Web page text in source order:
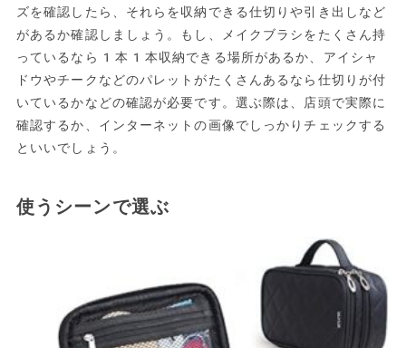
ズを確認したら、それらを収納できる仕切りや引き出しなど
があるか確認しましょう。もし、メイクブラシをたくさん持
っているなら1本1本収納できる場所があるか、アイシャ
ドウやチークなどのパレットがたくさんあるなら仕切りが付
いているかなどの確認が必要です。選ぶ際は、店頭で実際に
確認するか、インターネットの画像でしっかりチェックする
といいでしょう。
使うシーンで選ぶ